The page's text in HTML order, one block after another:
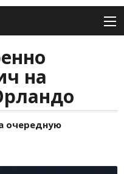
на
очередную